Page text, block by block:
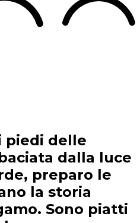
piedi delle
dalla luce
preparo le
la storia
Sono piatti